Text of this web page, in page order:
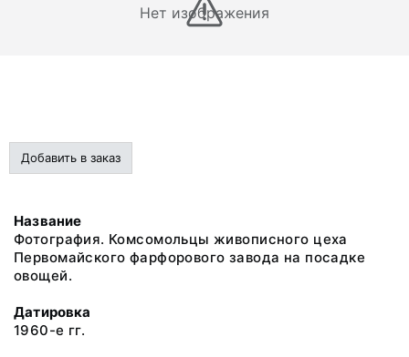
Нет изображения
Добавить в заказ
Название
Фотография. Комсомольцы живописного цеха
Первомайского фарфорового завода на посадке
овощей.
Датировка
1960-е гг.